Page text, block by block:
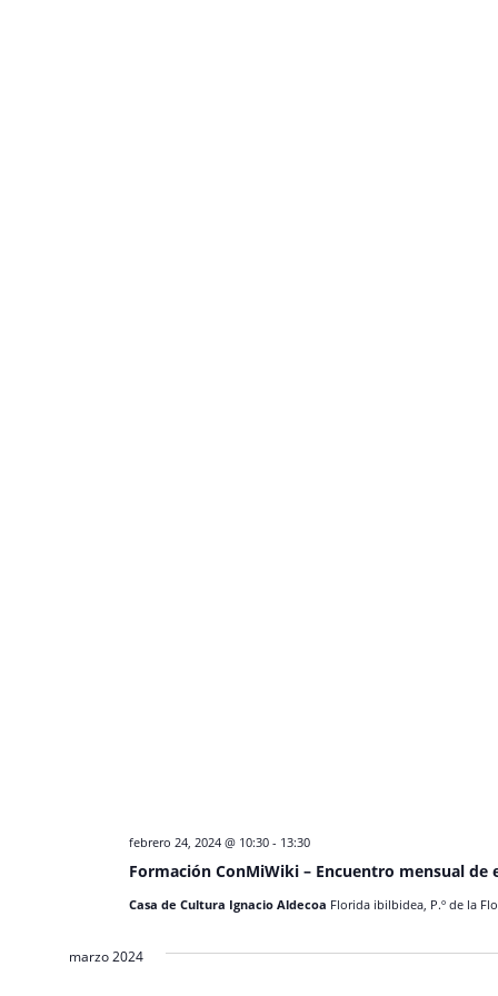
Formación ConMiWiki – Encuentro mensual de
febrero 24, 2024 @ 10:30- 13:30
Casa de Cultura Ignacio Aldecoa Florida ibilbidea, P.º de la
marzo 2024